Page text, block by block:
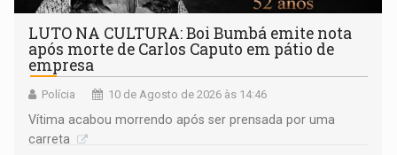
LUTO NA CULTURA: Boi Bumbá emite nota
após morte de Carlos Caputo em pátio de
empresa
Polícia 10 de Agosto de 2026 às 14:46
Vítima acabou morrendo após ser prensada por uma
carreta